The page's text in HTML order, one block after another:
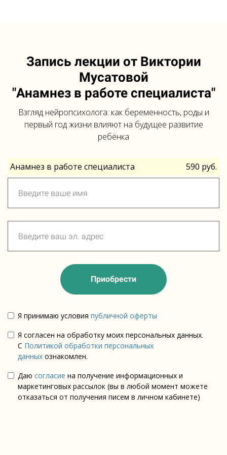
Запись лекции от Виктории
Мусатовой
"Анамнез в работе специалиста"
Взгляд нейропсихолога: как беременность, роды и
первый год жизни влияют на будущее развитие
ребёнка
Анамнез в работе специалиста 590 руб.
Приобрести
Я принимаю условия публичной оферты
Я согласен на обработку моих персональных данных.
С Политикой обработки персональных
данных ознакомлен.
Даю согласие на получение информационных и
маркетинговых рассылок (вы в любой момент можете
отказаться от получения писем в личном кабинете)